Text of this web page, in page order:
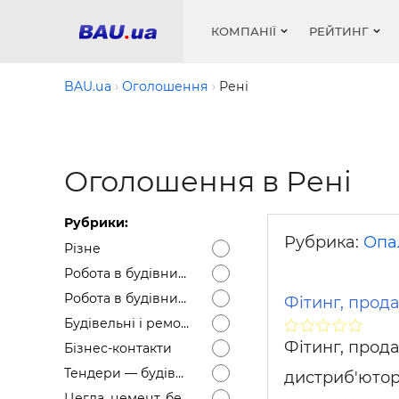
КОМПАНІЇ РЕЙТИНГ
Медіа
Вікна
Сипучі
цемент
BAU.ua Оголошення Рені
Оголошення в Рені
Рубрики:
Різне
Робота в будівництві — Вакансії
Робота в будівництві — Резюме
Будівельні і ремонтні послуги
Бізнес-контакти
Тендери — будівельні
Рубрика:
Фітинг,
Фітинг,